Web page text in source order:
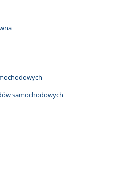
samochodowych